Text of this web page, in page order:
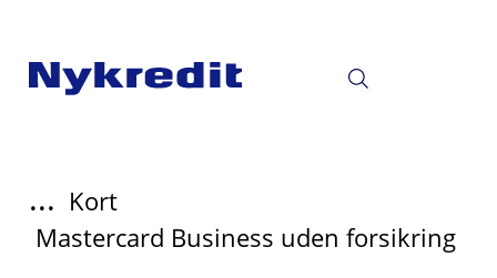
... Kort
Mastercard Business uden forsikring